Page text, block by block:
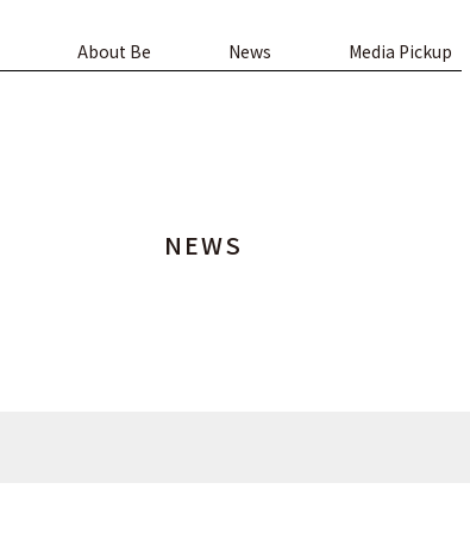
About Be News Media Pickup
NEWS